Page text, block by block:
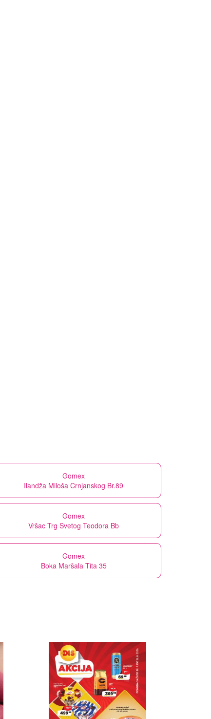
Gomex
Ilandža Miloša Crnjanskog Br.89
Gomex
Vršac Trg Svetog Teodora Bb
Gomex
Boka Maršala Tita 35